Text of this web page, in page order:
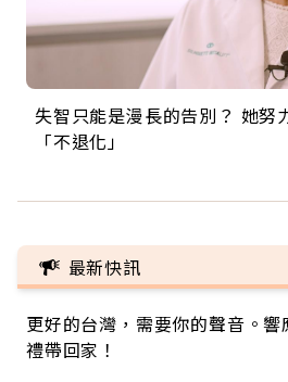
失智只能是漫長的告別？ 她努
「不退化」
來自剛果的巧克力神父 為台灣
的家，我連作夢都講台語！」
63歲卸矽谷副總、搬回台灣找
丑」走進安養院，逗樂上萬爺
104歲打破金氏世界紀錄 成為
手，分享長壽的秘密原來是「這
事業巔峰他選擇追夢…黑手阿
巨蛋！連CNN都大讚！
最新快訊
更好的台灣，需要你的聲音。
禮帶回家！